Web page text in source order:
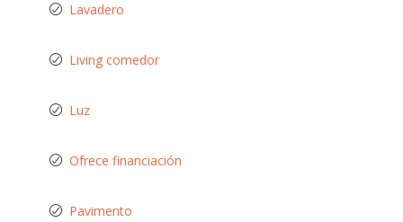
Lavadero
Living comedor
Luz
Ofrece financiación
Pavimento